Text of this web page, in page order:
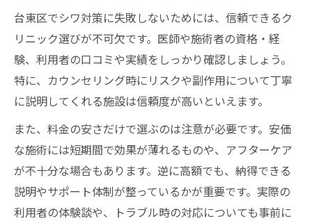
台東区でシワ対策に失敗しないためには、信頼できるク
リニック選びが不可欠です。医師や施術者の資格・経
験、利用者の口コミや実績をしっかり確認しましょう。
特に、カウンセリング時にリスクや副作用について丁寧
に説明してくれる施設は信頼度が高いといえます。
また、料金の安さだけで選ぶのは注意が必要です。安価
な施術には短期間で効果が薄れるものや、アフターケア
が不十分な場合もあります。逆に高額でも、納得できる
説明やサポート体制が整っているかが重要です。実際の
利用者の体験談や、トラブル時の対応についても事前に